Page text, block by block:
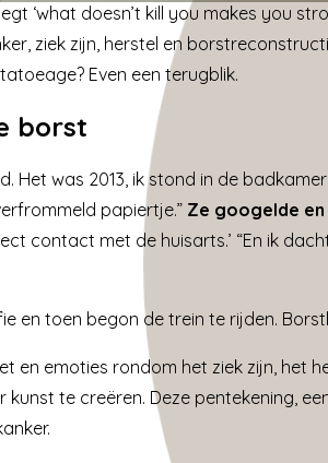
‘what doesn’t kill you makes you
ziek zijn, herstel en
Even een terugblik.
borst
Het was 2013, ik stond in de
papiertje.” Ze googelde
contact met de huisarts.’ “En ik
en toen begon de trein te rijden.
en emoties rondom het ziek zijn, het
kunst te creëren. Deze pentekening,